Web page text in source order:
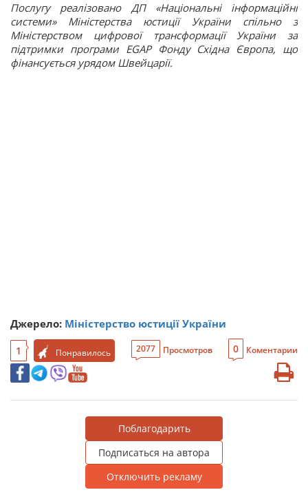
Послугу реалізовано ДП «Національні інформаційні
системи» Міністерства юстиції України спільно з
Міністерством цифрової трансформації України за
підтримки програми EGAP Фонду Східна Європа, що
фінансується урядом Швейцарії.
Джерело: Міністерство юстиції України
1 Понравилось 2077 Просмотров 0 Коментарии
Поблагодарить
Подписаться на автора
Отключить рекламу